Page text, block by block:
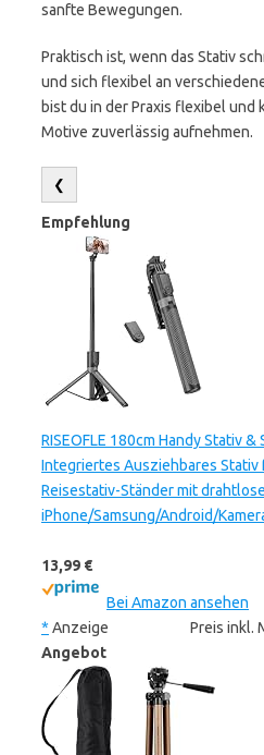
sanfte Bewegungen.
Praktisch ist, wenn das Stativ
und sich flexibel an
bist du in der Praxis flexibel und
Motive zuverlässig aufnehmen.
❮
Empfehlung
RISEOFLE 180cm Handy Stativ
Integriertes Ausziehbares Stativ
Reisestativ-Ständer mit
iPhone/Samsung/Android/
13,99 €
Bei Amazon ansehen
* Anzeige
Preis inkl.
Angebot